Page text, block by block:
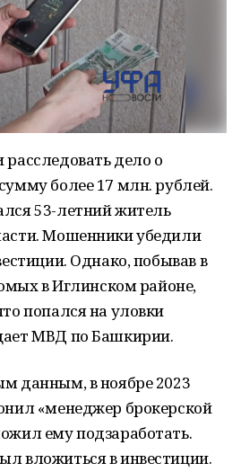
дело о
более 17 млн. рублей.
53-летний житель
Мошенники убедили
Однако, побывав в
в Иглинском районе,
попался на уловки
МВД по Башкирии.
данным, в ноябре 2023
«менеджер брокерской
ему подзаработать.
вложиться в инвестиции.